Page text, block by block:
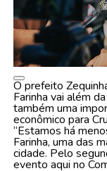
O prefeito
Farinha vai além
também uma
econômico para
“Estamos há
Farinha, uma das
cidade. Pelo
evento aqui no